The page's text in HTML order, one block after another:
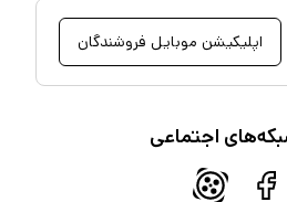
اپلیکیشن موبایل فروشندگان
اجتماعی